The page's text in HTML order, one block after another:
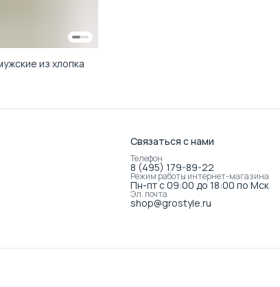
из хлопка
Связаться с нами
Телефон
8 (495) 179-89-22
Режим работы интернет-магазина
Пн-пт с 09:00 до 18:00 по Мск
Эл. почта
shop@grostyle.ru